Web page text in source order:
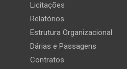
Licitações
Relatórios
Estrutura Organizacional
Dárias e Passagens
Contratos